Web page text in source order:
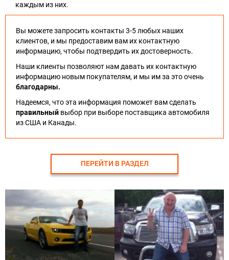
каждым из них.
Вы можете запросить контакты 3-5 любых наших
клиентов, и мы предоставим вам их контактную
информацию, чтобы подтвердить их достоверность.
Наши клиенты позволяют нам давать их контактную
информацию новым покупателям, и мы им за это очень
благодарны.
Надеемся, что эта информация поможет вам сделать
правильный выбор при выборе поставщика автомобиля
из США и Канады.
ПЕРЕЙТИ В РАЗДЕЛ